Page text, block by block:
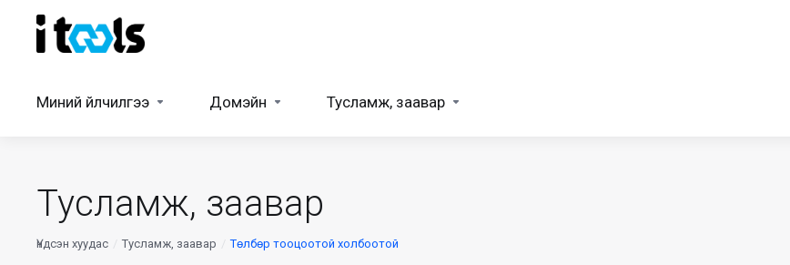
Миний үйлчилгээ Домэйн Тусламж, заавар
Тусламж, заавар
Үндсэн хуудас Тусламж, заавар Төлбөр тооцоотой холбоотой